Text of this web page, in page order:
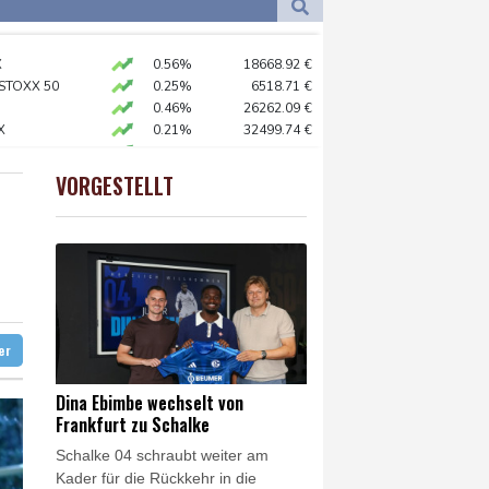
zu
getötet
Fuß
Dollar zahlen
Proteste vor
0.56% 18668.92 €
50
0.25% 6518.71 €
0.46% 26262.09 €
0.21% 32499.74 €
1.37%
-0.02%
VORGESTELLT
Dina Ebimbe wechselt von
Frankfurt zu Schalke
Schalke 04 schraubt weiter am
Kader für die Rückkehr in die